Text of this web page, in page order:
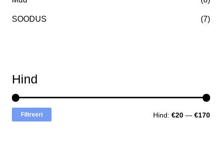
SOODUS (7)
Hind
Filtreeri Hind:€20 —€170